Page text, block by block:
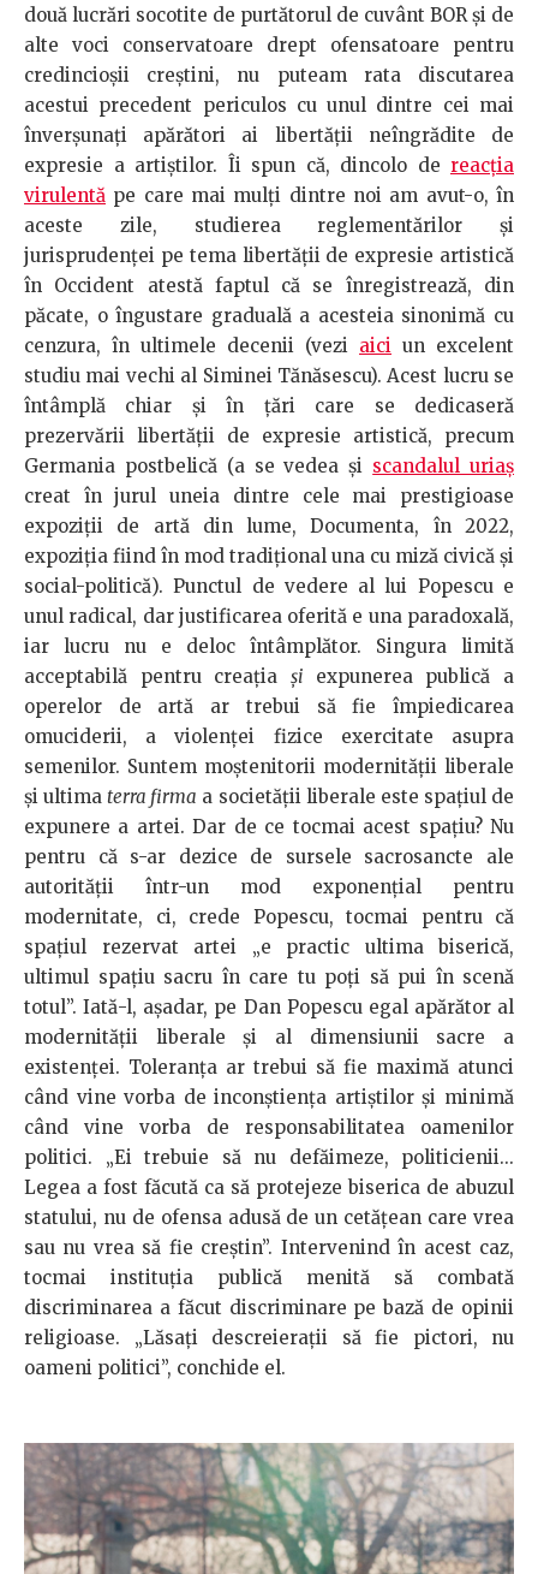
două lucrări socotite de purtătorul de cuvânt BOR şi de
alte voci conservatoare drept ofensatoare pentru
credincioşii creştini, nu puteam rata discutarea
acestui precedent periculos cu unul dintre cei mai
înverşunaţi apărători ai libertăţii neîngrădite de
expresie a artiştilor. Îi spun că, dincolo de reacţia
virulentă pe care mai mulţi dintre noi am avut-o, în
aceste zile, studierea reglementărilor şi
jurisprudenţei pe tema libertăţii de expresie artistică
în Occident atestă faptul că se înregistrează, din
păcate, o îngustare graduală a acesteia sinonimă cu
cenzura, în ultimele decenii (vezi aici un excelent
studiu mai vechi al Siminei Tănăsescu). Acest lucru se
întâmplă chiar şi în ţări care se dedicaseră
prezervării libertăţii de expresie artistică, precum
Germania postbelică (a se vedea şi scandalul uriaş
creat în jurul uneia dintre cele mai prestigioase
expoziţii de artă din lume, Documenta, în 2022,
expoziţia fiind în mod tradiţional una cu miză civică şi
social-politică). Punctul de vedere al lui Popescu e
unul radical, dar justificarea oferită e una paradoxală,
iar lucru nu e deloc întâmplător. Singura limită
acceptabilă pentru creaţia şi expunerea publică a
operelor de artă ar trebui să fie împiedicarea
omuciderii, a violenţei fizice exercitate asupra
semenilor. Suntem moştenitorii modernităţii liberale
şi ultimaterra firma a societăţii liberale este spaţiul de
expunere a artei. Dar de ce tocmai acest spaţiu? Nu
pentru că s-ar dezice de sursele sacrosancte ale
autorităţii într-un mod exponenţial pentru
modernitate, ci, crede Popescu, tocmai pentru că
spaţiul rezervat artei „e practic ultima biserică,
ultimul spaţiu sacru în care tu poţi să pui în scenă
totul”. Iată-l, aşadar, pe Dan Popescu egal apărător al
modernităţii liberale şi al dimensiunii sacre a
existenţei. Toleranţa ar trebui să fie maximă atunci
când vine vorba de inconştienţa artiştilor şi minimă
când vine vorba de responsabilitatea oamenilor
politici. „Ei trebuie să nu defăimeze, politicienii...
Legea a fost făcută ca să protejeze biserica de abuzul
statului, nu de ofensa adusă de un cetăţean care vrea
sau nu vrea să fie creştin”. Intervenind în acest caz,
tocmai instituţia publică menită să combată
discriminarea a făcut discriminare pe bază de opinii
religioase. „Lăsaţi descreieraţii să fie pictori, nu
oameni politici”, conchide el.